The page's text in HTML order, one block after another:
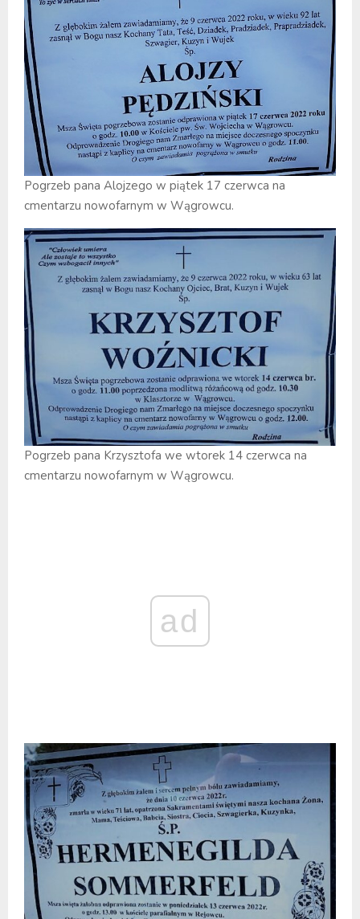
Pogrzeb pana Alojzego w piątek 17 czerwca na
cmentarzu nowofarnym w Wągrowcu.
Pogrzeb pana Krzysztofa we wtorek 14 czerwca na
cmentarzu nowofarnym w Wągrowcu.
ad